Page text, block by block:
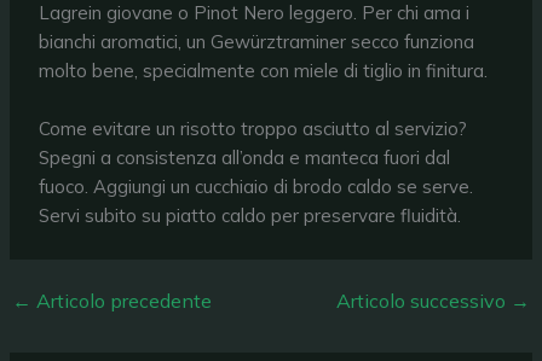
Lagrein giovane o Pinot Nero leggero. Per chi ama i
bianchi aromatici, un Gewürztraminer secco funziona
molto bene, specialmente con miele di tiglio in finitura.
Come evitare un risotto troppo asciutto al servizio?
Spegni a consistenza all’onda e manteca fuori dal
fuoco. Aggiungi un cucchiaio di brodo caldo se serve.
Servi subito su piatto caldo per preservare fluidità.
← Articolo precedente Articolo successivo →